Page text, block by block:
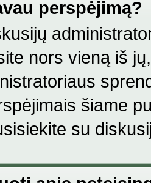
perspėjimą?
nors vieną iš
šiame
su